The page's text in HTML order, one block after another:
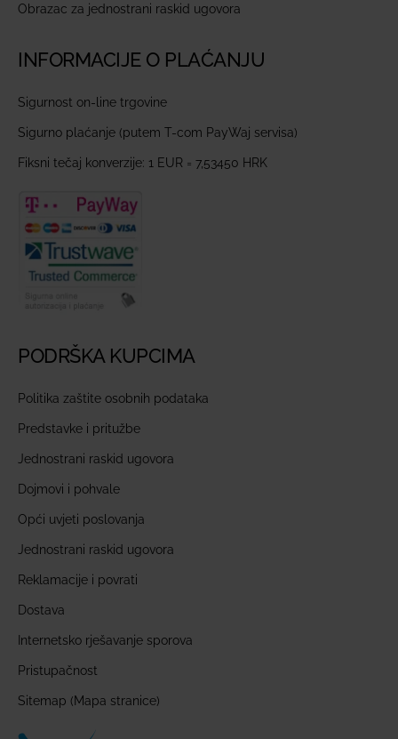
Obrazac za jednostrani raskid ugovora
INFORMACIJE O PLAĆANJU
Sigurnost on-line trgovine
Sigurno plaćanje (putem T-com PayWaj servisa)
Fiksni tečaj konverzije: 1 EUR = 7,53450 HRK
PODRŠKA KUPCIMA
Politika zaštite osobnih podataka
Predstavke i pritužbe
Jednostrani raskid ugovora
Dojmovi i pohvale
Opći uvjeti poslovanja
Jednostrani raskid ugovora
Reklamacije i povrati
Dostava
Internetsko rješavanje sporova
Pristupačnost
Sitemap (Mapa stranice)